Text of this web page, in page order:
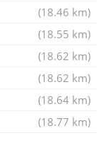
(18.46 km)
(18.55 km)
(18.62 km)
(18.62 km)
(18.64 km)
(18.77 km)